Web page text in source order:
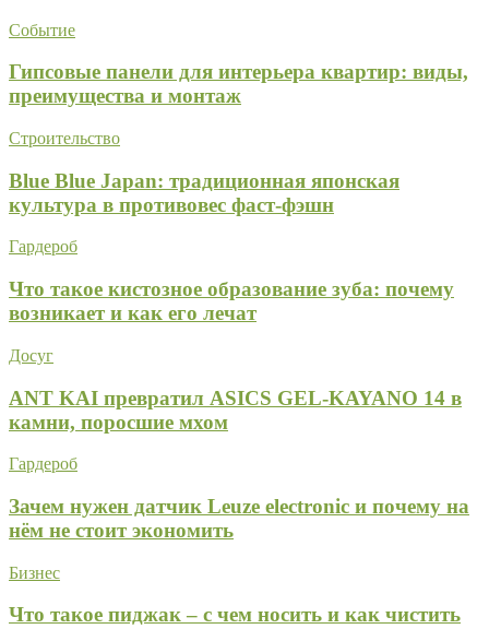
Событие
Гипсовые панели для интерьера квартир: виды,
преимущества и монтаж
Строительство
Blue Blue Japan: традиционная японская
культура в противовес фаст-фэшн
Гардероб
Что такое кистозное образование зуба: почему
возникает и как его лечат
Досуг
ANT KAI превратил ASICS GEL-KAYANO 14 в
камни, поросшие мхом
Гардероб
Зачем нужен датчик Leuze electronic и почему на
нём не стоит экономить
Бизнес
Что такое пиджак – с чем носить и как чистить